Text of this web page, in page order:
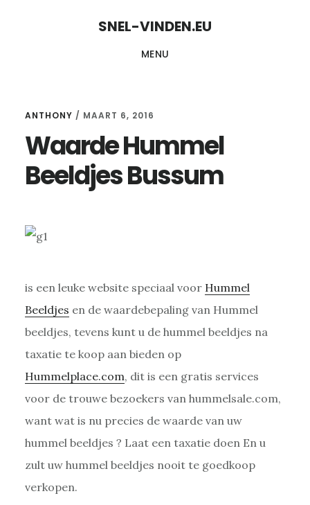
SNEL-VINDEN.EU
MENU
ANTHONY / MAART 6, 2016
Waarde Hummel
Beeldjes Bussum
is een leuke website speciaal voor Hummel
Beeldjes en de waardebepaling van Hummel
beeldjes, tevens kunt u de hummel beeldjes na
taxatie te koop aan bieden op
Hummelplace.com, dit is een gratis services
voor de trouwe bezoekers van hummelsale.com,
want wat is nu precies de waarde van uw
hummel beeldjes ? Laat een taxatie doen En u
zult uw hummel beeldjes nooit te goedkoop
verkopen.